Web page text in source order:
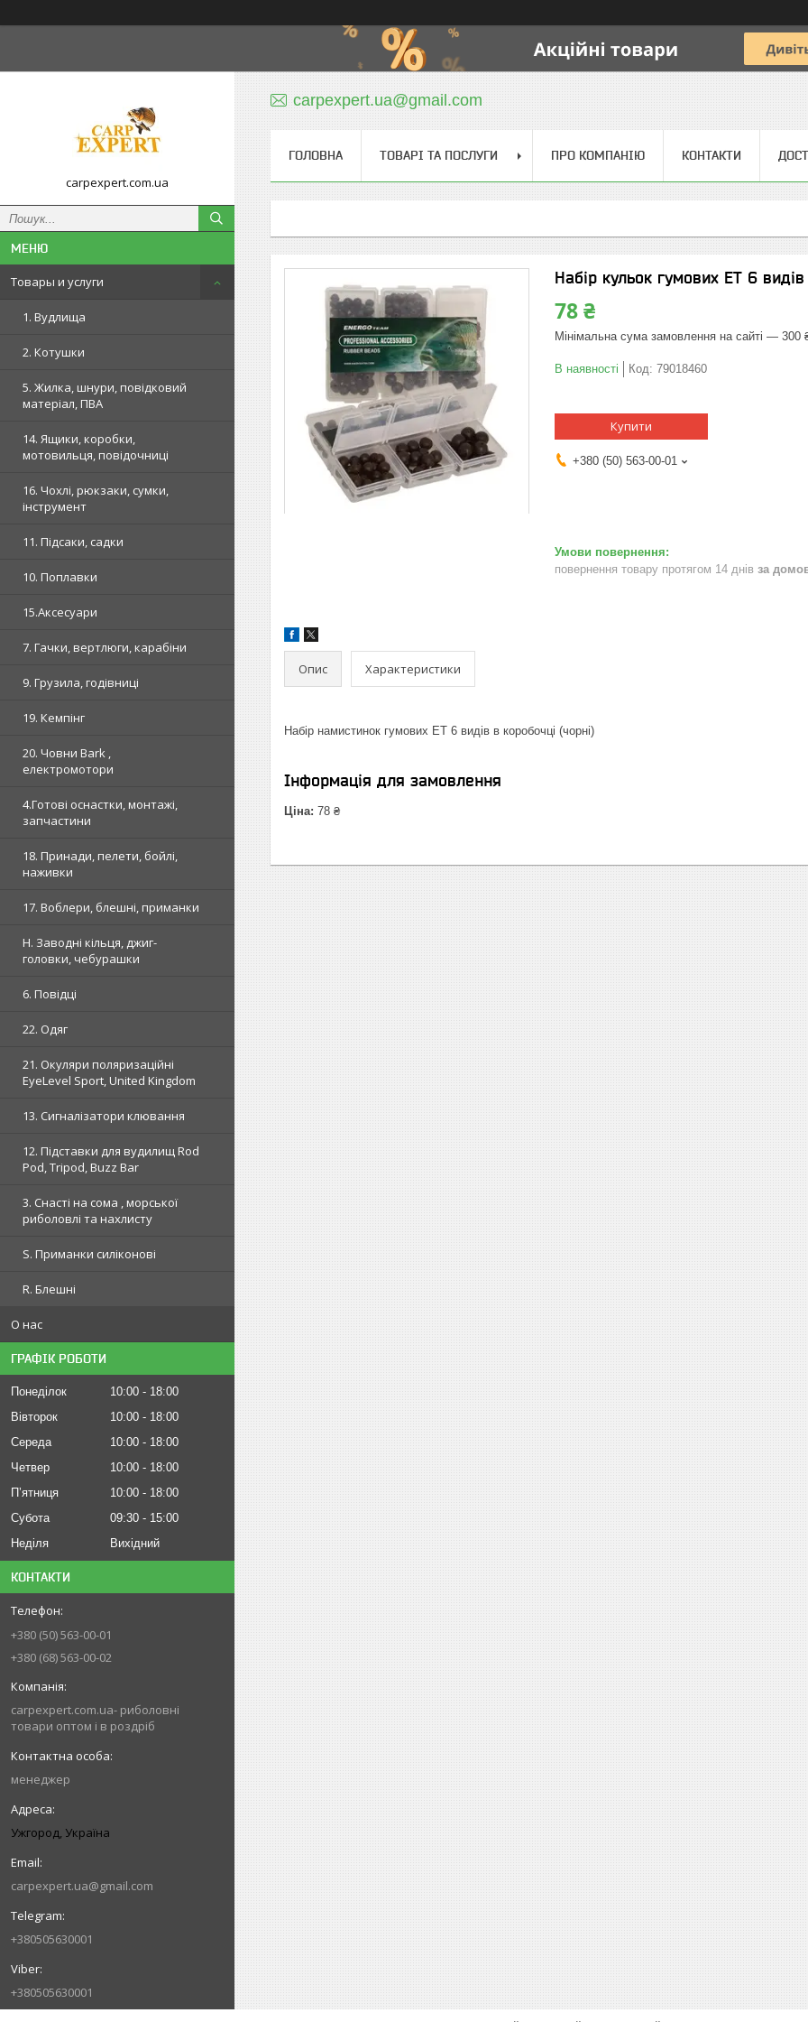
carpexpert.com.ua
Товары и услуги
1. Вудлища
2. Котушки
5. Жилка, шнури, повідковий
матеріал, ПВА
14. Ящики, коробки,
мотовильця, повідочниці
16. Чохлі, рюкзаки, сумки,
інструмент
11. Підсаки, садки
10. Поплавки
15.Аксесуари
7. Гачки, вертлюги, карабіни
9. Грузила, годівниці
19. Кемпінг
20. Човни Bark ,
електромотори
4.Готові оснастки, монтажі,
запчастини
18. Принади, пелети, бойлі,
наживки
17. Воблери, блешні, приманки
H. Заводні кільця, джиг-
головки, чебурашки
6. Повідці
22. Одяг
21. Окуляри поляризаційні
EyeLevel Sport, United Kingdom
13. Сигналізатори клювання
12. Підставки для вудилищ Rod
Pod, Tripod, Buzz Bar
3. Снасті на сома , морської
риболовлі та нахлисту
S. Приманки силіконові
R. Блешні
О нас
ГРАФІК РОБОТИ
Понеділок 10:00
18:00
Вівторок
10:00
18:00
Середа
10:00
18:00
Четвер
10:00
18:00
Пʼятниця
10:00
18:00
Субота
09:30
15:00
Неділя
Вихідний
КОНТАКТИ
+380 (50) 563-00-01
+380 (68) 563-00-02
carpexpert.com.ua- риболовні
товари оптом і в роздріб
менеджер
Ужгород, Україна
carpexpert.ua@gmail.com
+380505630001
+380505630001
carpexpert.ua@gmail.com
ГОЛОВНА ТОВАРІ ТА ПОСЛУГИ ПРО КОМПАНІЮ КОНТАКТИ
Набір кульок гумових ET 6
78 ₴
Мінімальна сума замовлення на сайті — 300
В наявності Код: 79018460
Купити
+380 (50) 563-00-01
повернення товару протягом 14 днів за
Опис Характеристики
Набір намистинок гумових ET 6 видів в коробочці (чорні)
Інформація для замовлення
Ціна: 78 ₴